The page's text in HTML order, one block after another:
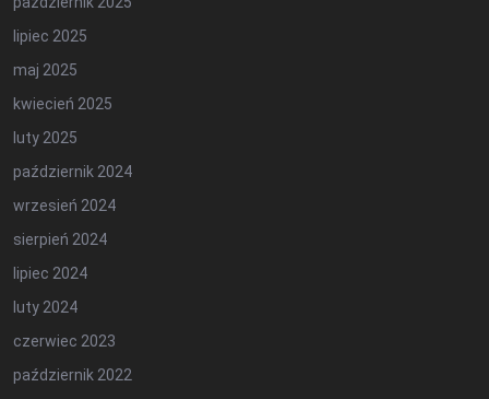
lipiec 2025
maj 2025
kwiecień 2025
luty 2025
październik 2024
wrzesień 2024
sierpień 2024
lipiec 2024
luty 2024
czerwiec 2023
październik 2022